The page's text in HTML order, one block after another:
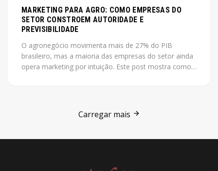
MARKETING PARA AGRO: COMO EMPRESAS DO
SETOR CONSTROEM AUTORIDADE E
PREVISIBILIDADE
O agronegócio movimenta mais de 27% do PIB
brasileiro, mas a maioria das empresas do setor ainda
opera marketing por intuição. Este post mostra como
Carregar mais